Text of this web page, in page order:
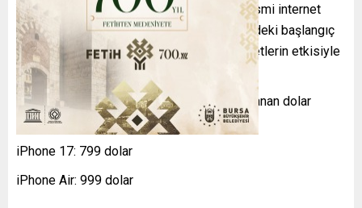
Yeni iPhone modelleri, Apple Türkiye’nin resmi internet
sitesi üzerinden ön siparişe açıldı. Türkiye’deki başlangıç
fiyatları, döviz kuru, vergiler ve diğer maliyetlerin etkisiyle
77.999 TL’den başlıyor.
Apple’ın küresel lansman etkinliğinde açıklanan dolar
bazındaki fiyatlar şu şekildeydi:
iPhone 17: 799 dolar
iPhone Air: 999 dolar